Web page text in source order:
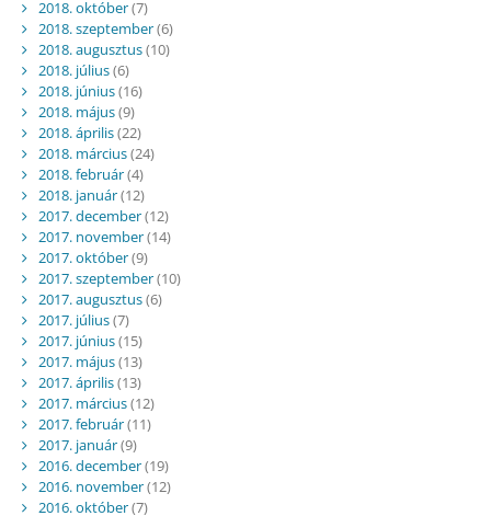
2018. október(7)
2018. szeptember(6)
2018. augusztus(10)
2018. július(6)
2018. június(16)
2018. május(9)
2018. április(22)
2018. március(24)
2018. február(4)
2018. január(12)
2017. december(12)
2017. november(14)
2017. október(9)
2017. szeptember(10)
2017. augusztus(6)
2017. július(7)
2017. június(15)
2017. május(13)
2017. április(13)
2017. március(12)
2017. február(11)
2017. január(9)
2016. december(19)
2016. november(12)
2016. október(7)